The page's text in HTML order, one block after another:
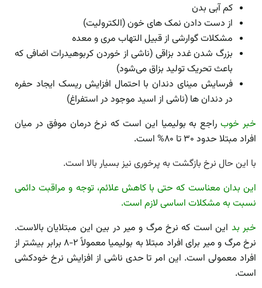
کم­ آبی بدن
از دست دادن نمک­ های خون (الکترولیت)
مشکلات گوارشی از قبیل التهاب مری و معده
بزرگ شدن غدد بزاقی (ناشی از خوردن کربوهیدرات اضافی که
باعث تحریک تولید بزاق می‌شود)
فرسایش مینای دندان با احتمال افزایش ریسک ایجاد حفره
در دندان­ ها (ناشی از اسید موجود در استفراغ)
خبر خوبراجع به بولیمیا این است که نرخ درمان موفق در میان
افراد مبتلا حدود ۳۰ تا ۸۰% است.
با این حال نرخ بازگشت به پرخوری نیز بسیار بالا است.
این بدان معناست که حتی با کاهش علائم، توجه و مراقبت دائمی
نسبت به مشکلات اساسی لازم است.
خبر بد این است که نرخ مرگ و میر در بین این مبتلایان بالاست.
نرخ مرگ و میر برای افراد مبتلا به بولیمیا معمولاً ۲-۸ برابر بیشتر از
افراد معمولی است. این امر تا حدی ناشی از افزایش نرخ خودکشی
است.